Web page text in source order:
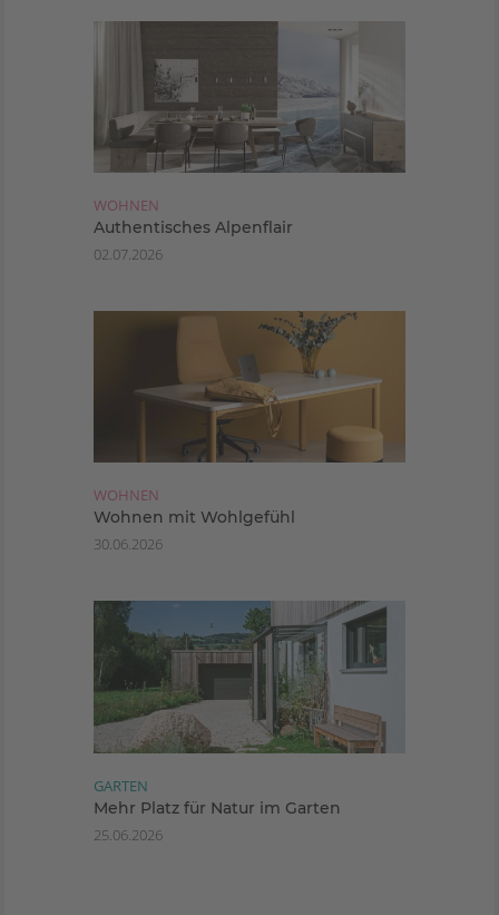
WOHNEN
Authentisches Alpenflair
02.07.2026
WOHNEN
Wohnen mit Wohlgefühl
30.06.2026
GARTEN
Mehr Platz für Natur im Garten
25.06.2026